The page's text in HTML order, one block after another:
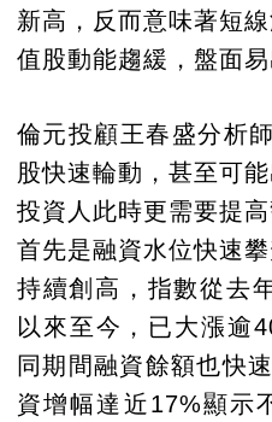
新高，反而意味著短
值股動能趨緩，盤面易
倫元投顧王春盛分析
股快速輪動，甚至可
投資人此時更需要提
首先是融資水位快速
持續創高，指數從去
以來至今，已大漲逾
同期間融資餘額也快
資增幅達近17%顯示